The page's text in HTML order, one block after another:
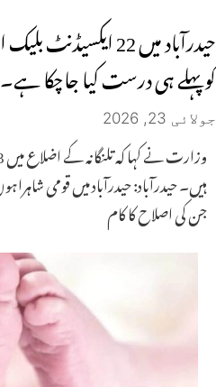
کو پہلے ہی درست کیا جاچکا ہے۔
جولائی 23, 2026
جن کی اصلاح کا کام